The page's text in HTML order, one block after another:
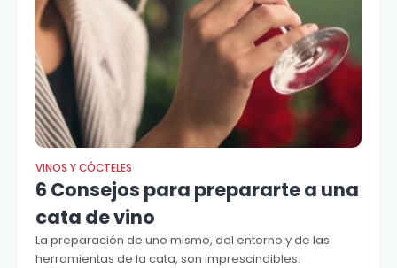
VINOS Y CÓCTELES
6 Consejos para prepararte a una
cata de vino
La preparación de uno mismo, del entorno y de las
herramientas de la cata, son imprescindibles.